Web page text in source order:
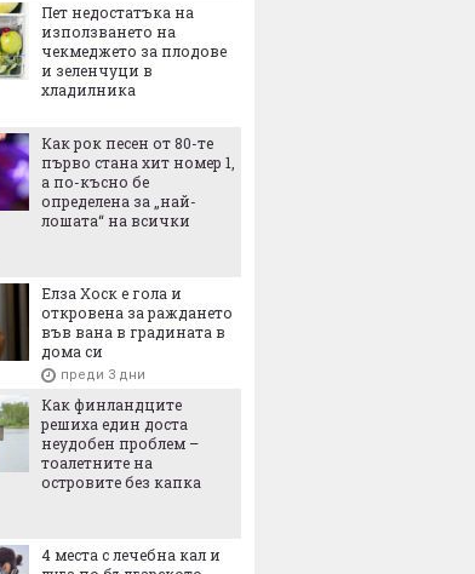
Пет недостатъка на
използването на
чекмеджето за плодове
и зеленчуци в
хладилника
Как рок песен от 80-те
първо стана хит номер 1,
а по-късно бе
определена за „най-
лошата“ на всички
Елза Хоск е гола и
откровена за раждането
във вана в градината в
дома си
преди 3 дни
Как финландците
решиха един доста
неудобен проблем –
тоалетните на
островите без капка
4 места с лечебна кал и